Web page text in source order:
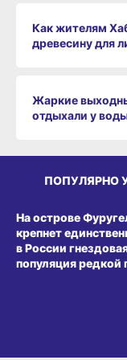
Как жителям
древесину для
Жаркие
отдыхали у
ПОПУЛЯРНО
На острове
крепнет
в России
популяция редкой